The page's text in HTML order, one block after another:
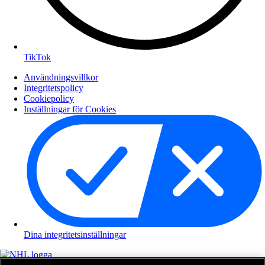
TikTok
Användningsvillkor
Integritetspolicy
Cookiepolicy
Inställningar för Cookies
Dina integritetsinställningar